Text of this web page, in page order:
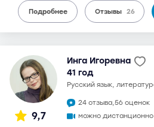
Подробнее Отзывы 26
9,7
Инга Игоревна
41 год
русский язык,
24 отзыва,56 оценок
можно дистанционно